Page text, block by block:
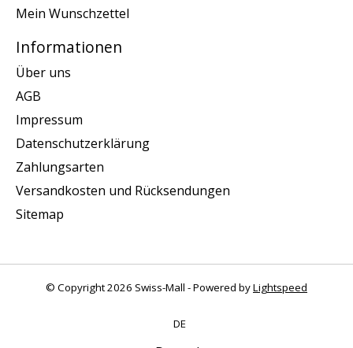
Mein Wunschzettel
Informationen
Über uns
AGB
Impressum
Datenschutzerklärung
Zahlungsarten
Versandkosten und Rücksendungen
Sitemap
© Copyright 2026 Swiss-Mall - Powered byLightspeed
DE